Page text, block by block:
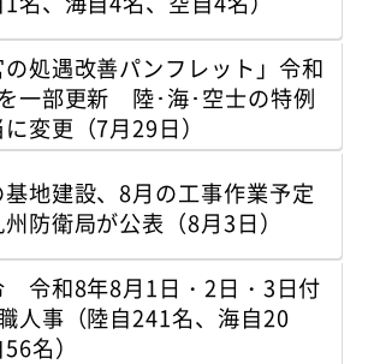
の処遇改善パンフレット」令和
一部更新 陸･海･空士の特例
変更（7月29日）
地建設、8月の工事作業予定
防衛局が公表（8月3日）
令和8年8月1日・2日・3日付
人事（陸自241名、海自20
名）